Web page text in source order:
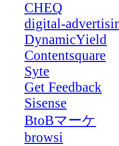
CHEQ
digital-
DynamicYield
Contentsquare
Syte
Get Feedback
Sisense
BtoBマーケ
browsi